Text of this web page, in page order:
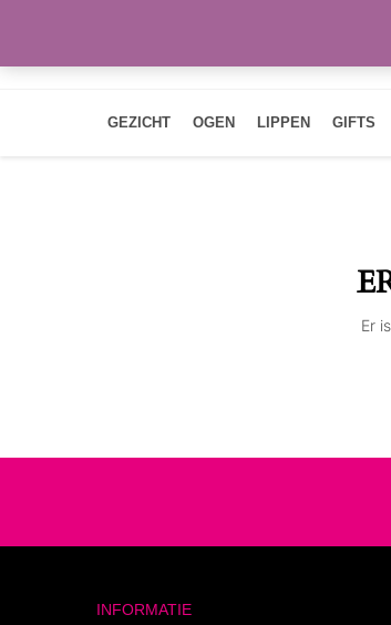
GEZICHT OGEN LIPPEN GIFTS
Er
INFORMATIE